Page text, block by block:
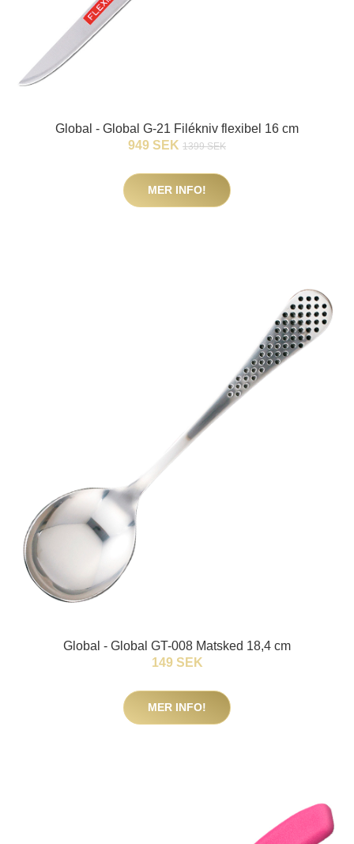
Global - Global G-21 Filékniv flexibel 16 cm
949 SEK 1399 SEK
MER INFO!
Global - Global GT-008 Matsked 18,4 cm
149 SEK
MER INFO!